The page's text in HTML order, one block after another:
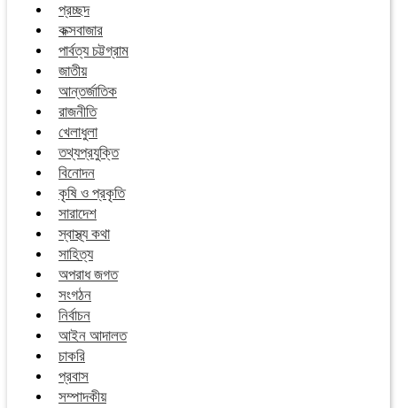
প্রচ্ছদ
কক্সবাজার
পার্বত্য চট্টগ্রাম
জাতীয়
আন্তর্জাতিক
রাজনীতি
খেলাধুলা
তথ্যপ্রযুক্তি
বিনোদন
কৃষি ও প্রকৃতি
সারাদেশ
স্বাস্থ্য কথা
সাহিত্য
অপরাধ জগত
সংগঠন
নির্বাচন
আইন আদালত
চাকরি
প্রবাস
সম্পাদকীয়